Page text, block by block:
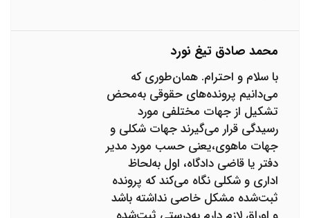
محمد صادق تیغ نورد
با سلام و احترام. همان‌طوری که
می‌دانیم پرونده‌های حقوقی به‌محض
تشکیل از جهات مختلفی مورد
رسیدگی قرار می‌گیرند جهات شکلی و
جهات ماهوی،یعنی حسب مورد مدیر
دفتر یا قاضی دادگاه، اول به‌لحاظ
اداری و شکلی نگاه می‌کند که پرونده
ثبت‌شده مشکل خاصی نداشته باشد